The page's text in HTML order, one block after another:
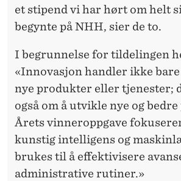
et stipend vi har hørt om helt
begynte på NHH, sier de to.
I begrunnelse for tildelingen
«Innovasjon handler ikke bare
nye produkter eller tjenester;
også om å utvikle nye og bedre
Årets vinneroppgave
kunstig intelligens og
brukes til å effektivisere
administrative rutiner.»